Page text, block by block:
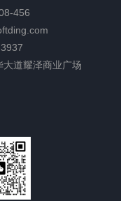
456
道耀泽商业广场